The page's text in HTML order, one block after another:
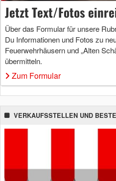
Jetzt Text/Fotos
Über das Formular für unsere
Du Informationen und Fotos zu
Feuerwehrhäusern und „Alten
übermitteln.
Zum Formular
VERKAUFSSTELLEN UND